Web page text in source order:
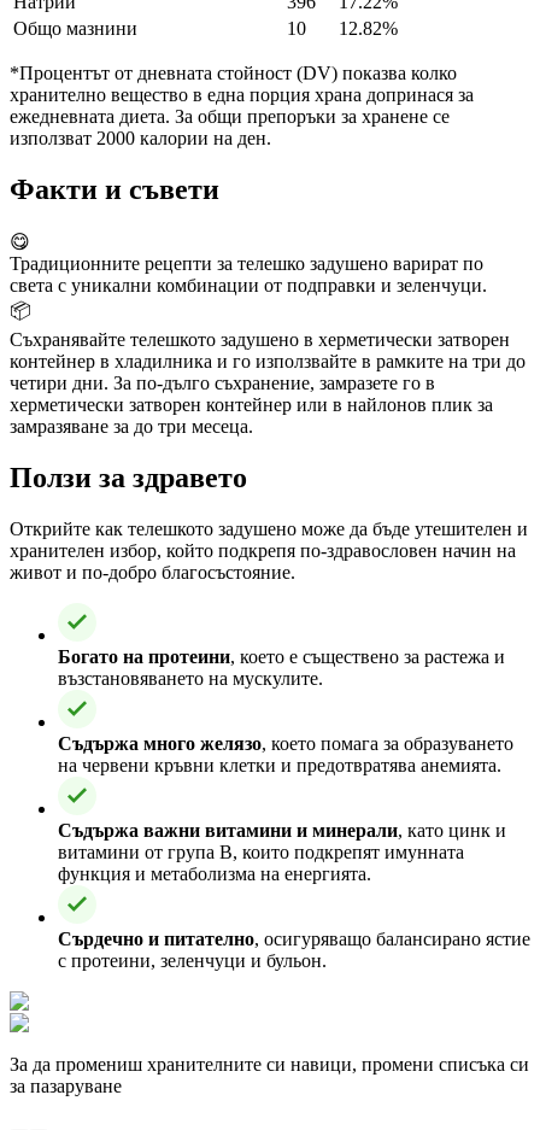
Общо мазнини
10 12.82%
*Процентът от дневната стойност (DV) показва колко
хранително вещество в една порция храна допринася за
ежедневната диета. За общи препоръки за хранене се
използват 2000 калории на ден.
Факти и съвети
😋
Традиционните рецепти за телешко задушено варират по
света с уникални комбинации от подправки и зеленчуци.
📦
Съхранявайте телешкото задушено в херметически затворен
контейнер в хладилника и го използвайте в рамките на три до
четири дни. За по-дълго съхранение, замразете го в
херметически затворен контейнер или в найлонов плик за
замразяване за до три месеца.
Ползи за здравето
Открийте как телешкото задушено може да бъде утешителен и
хранителен избор, който подкрепя по-здравословен начин на
живот и по-добро благосъстояние.
Богато на протеини, което е съществено за растежа и
възстановяването на мускулите.
Съдържа много желязо, което помага за образуването
на червени кръвни клетки и предотвратява анемията.
Съдържа важни витамини и минерали, като цинк и
витамини от група В, които подкрепят имунната
функция и метаболизма на енергията.
Сърдечно и питателно, осигуряващо балансирано ястие
с протеини, зеленчуци и бульон.
За да промениш хранителните си навици, промени списъка си
за пазаруване